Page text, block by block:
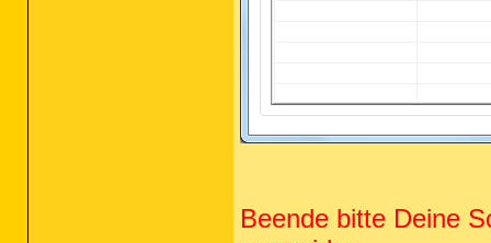
Beende bitte Deine